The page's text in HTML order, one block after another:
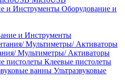
Оборудование и
и Инструменты
Мультиметры/ Активаторы
Клеевые пистолеты
Ультразвуковые